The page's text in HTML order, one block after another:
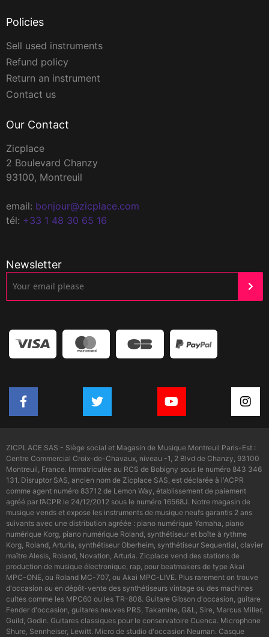
Policies
Sell used instruments
Refund policy
Return an instrument
Contact us
Our Contact
Zicplace
2 Boulevard Chanzy
93100, Montreuil
email: bonjour@zicplace.com
tél: +33 1 48 30 65 16
Newsletter
ZICPLACE SAS - Siège social et Magasin de Musique Montreuil Paris-Est :
Centre Commercial Croix-de-Chavaux, niveau -1, 2 Blvd de Chanzy, 93100
Montreuil, France. Immatriculée au RCS de Bobigny sous le numéro 843 346
131. Disruptor SAS, ancien nom de Zicplace SAS, est déclarée à l'ACPR
comme agent numéro 83712 de Lemon Way, établissement de paiement
agréé par l’ACPR le 24/12/2012 sous le numéro 16568J. Notre magasin de
musique vends et expose les instruments de musique neufs garantis 2 ans
suivants avec une distribution agréée : piano numérique Yamaha, piano
numérique Korg, piano numérique Roland, synthétiseur et boîte à rythme
Korg, Roland, Arturia, synthétiseur Oberheim, synthétiseur Sequential, clavier
maître Alesis, Roland, Novation, Arturia. Zicplace vend des stations de
production de musique électronique, rap, pour beatmakers de type Akai
MPC-ONE, ou Roland MC-707, ou Akai MPC-LIVE. Plus rarement on trouve
d'occasion ou en dépôt-vente des synthétiseurs vintage ou des machines
cultes comme les MPC60 ou les TR-808. Guitare Gibson d'occasion, guitare
Fender d'occasion, guitares neuves PRS, Takamine, G&L, Sire, Marcus Miller,
Guild, Godin. Guitares classiques pour le conservatoire Cuenca. Microphone
Shure, Sennheiser, Lewitt. Micro de studio d'occasion Neuman. Casque